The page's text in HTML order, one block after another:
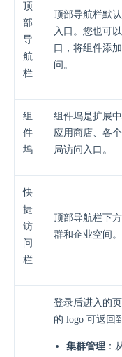
顶
部
导
航
栏
顶部导航栏默
入口。您也可
口，将组件添
问。
组
件
坞
组件坞是扩展
应用商店、各
局访问入口。
快
捷
访
问
栏
顶部导航栏下
群和企业空间
登录后进入的
的 logo 可返回
集群管理 ：